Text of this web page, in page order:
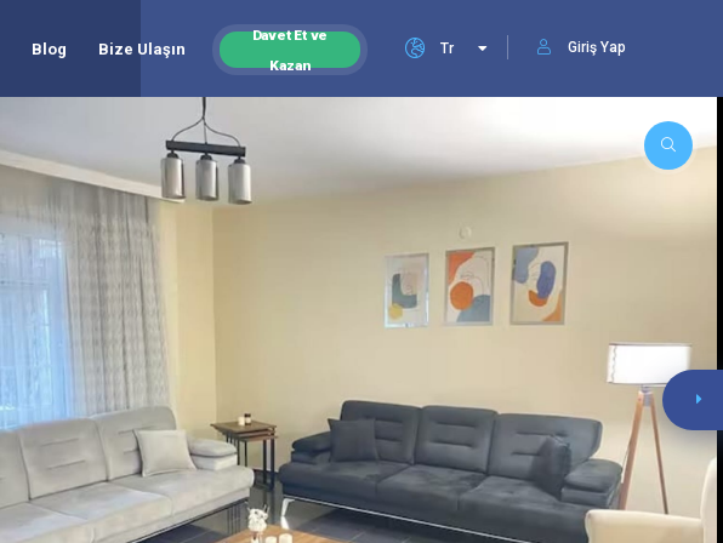
Giriş Yap
Tr
Blog Bize Ulaşın
Davet Et ve
Kazan